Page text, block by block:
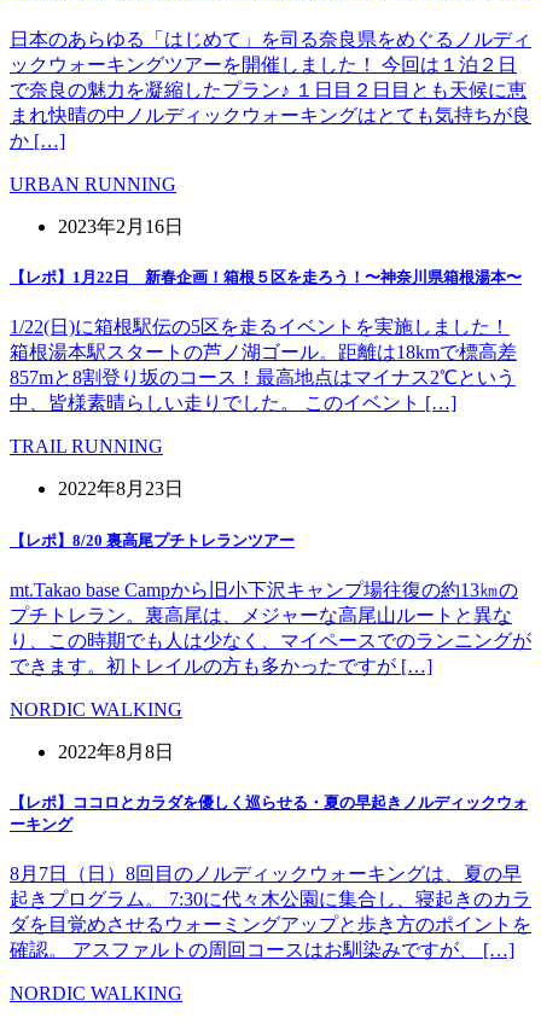
日本のあらゆる「はじめて」を司る奈良県をめぐるノルディ
ックウォーキングツアーを開催しました！ 今回は１泊２日
で奈良の魅力を凝縮したプラン♪ １日目２日目とも天候に恵
まれ快晴の中ノルディックウォーキングはとても気持ちが良
か […]
URBAN RUNNING
2023年2月16日
【レポ】1月22日 新春企画！箱根５区を走ろう！〜神奈川県箱根湯本〜
1/22(日)に箱根駅伝の5区を走るイベントを実施しました！
箱根湯本駅スタートの芦ノ湖ゴール。距離は18kmで標高差
857mと8割登り坂のコース！最高地点はマイナス2℃という
中、皆様素晴らしい走りでした。 このイベント […]
TRAIL RUNNING
2022年8月23日
【レポ】8/20 裏高尾プチトレランツアー
mt.Takao base Campから旧小下沢キャンプ場往復の約13㎞の
プチトレラン。裏高尾は、メジャーな高尾山ルートと異な
り、この時期でも人は少なく、マイペースでのランニングが
できます。初トレイルの方も多かったですが […]
NORDIC WALKING
2022年8月8日
【レポ】ココロとカラダを優しく巡らせる・夏の早起きノルディックウォ
ーキング
8月7日（日）8回目のノルディックウォーキングは、夏の早
起きプログラム。 7:30に代々木公園に集合し、寝起きのカラ
ダを目覚めさせるウォーミングアップと歩き方のポイントを
確認。 アスファルトの周回コースはお馴染みですが、 […]
NORDIC WALKING